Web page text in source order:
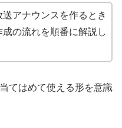
アナウンスを作るとき
の流れを順番に解説し
てはめて使える形を意識